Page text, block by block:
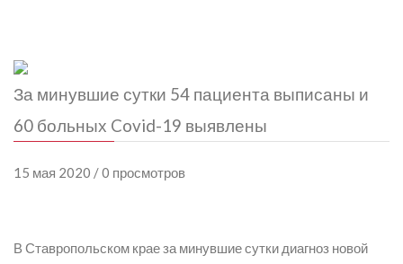
За минувшие сутки 54 пациента выписаны и
60 больных Covid-19 выявлены
15 мая 2020 / 0 просмотров
В Ставропольском крае за минувшие сутки диагноз новой